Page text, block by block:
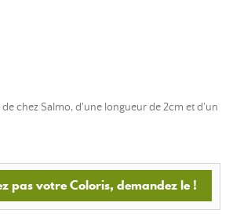
de chez Salmo, d'une longueur de 2cm et d'un
pas votre Coloris, demandez le !